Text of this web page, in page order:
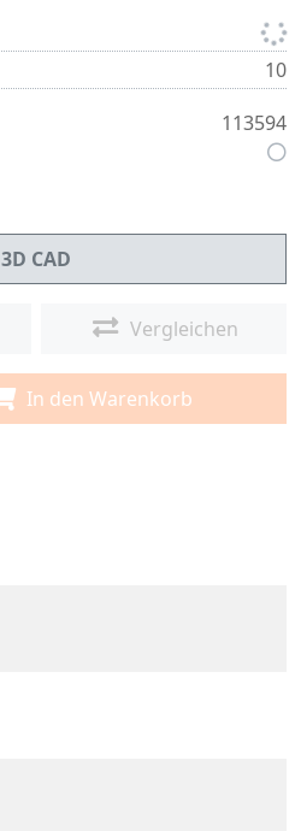
10
113594
3D CAD
Vergleichen
In den Warenkorb